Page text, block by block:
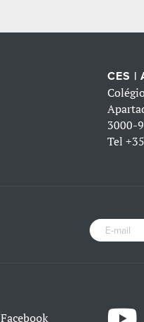
CES |
3000-
Tel
Facebook